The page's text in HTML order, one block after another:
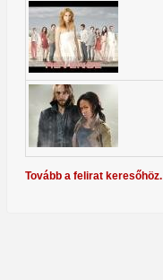
Tovább a felirat keresőhöz.